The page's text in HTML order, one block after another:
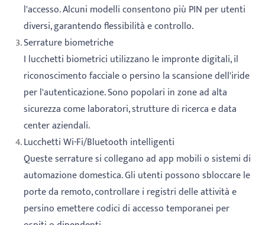
l'accesso. Alcuni modelli consentono più PIN per utenti
diversi, garantendo flessibilità e controllo.
Serrature biometriche
I lucchetti biometrici utilizzano le impronte digitali, il
riconoscimento facciale o persino la scansione dell'iride
per l'autenticazione. Sono popolari in zone ad alta
sicurezza come laboratori, strutture di ricerca e data
center aziendali.
Lucchetti Wi-Fi/Bluetooth intelligenti
Queste serrature si collegano ad app mobili o sistemi di
automazione domestica. Gli utenti possono sbloccare le
porte da remoto, controllare i registri delle attività e
persino emettere codici di accesso temporanei per